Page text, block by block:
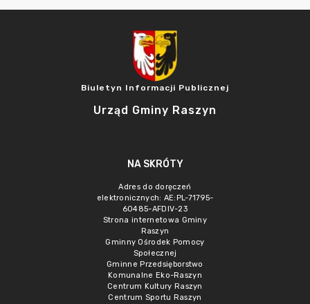
Biuletyn Informacji Publicznej
Urząd Gminy Raszyn
NA SKRÓTY
Adres do doręczeń
elektronicznych: AE:PL-71795-
60485-AFDIV-23
Strona internetowa Gminy
Raszyn
Gminny Ośrodek Pomocy
Społecznej
Gminne Przedsięborstwo
Komunalne Eko-Raszyn
Centrum Kultury Raszyn
Centrum Sportu Raszyn